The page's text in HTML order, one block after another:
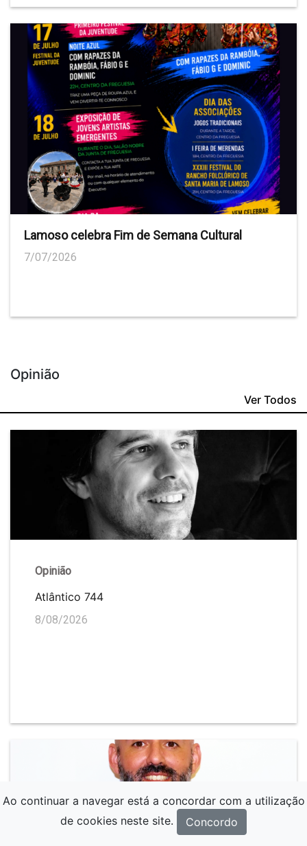
Lamoso celebra Fim de Semana Cultural
7/07/2026
Opinião
Ver Todos
Opinião
Atlântico 744
8/08/2026
Ao continuar a navegar está a concordar com a utilização
de cookies neste site.
Concordo